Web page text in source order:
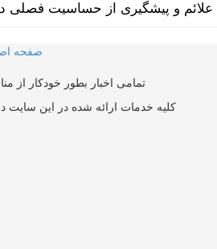
و پیشگیری از حساسیت فصلی
صفحه
تمامی اخبار بطور خودکار از
کلیه خدمات ارائه شده در این سایت